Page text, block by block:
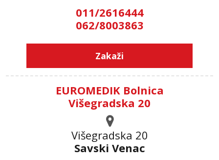
011/2616444
062/8003863
Zakaži
EUROMEDIK Bolnica
Višegradska 20
Višegradska 20
Savski Venac